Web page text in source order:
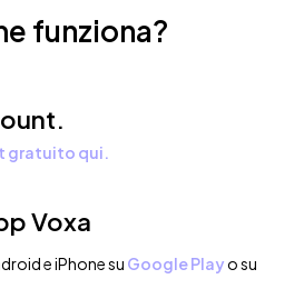
funziona?
gratuito qui.
Voxa
e iPhone su Google Playo su